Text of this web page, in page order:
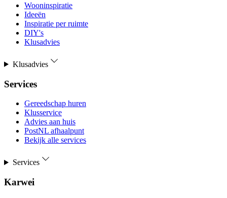
Wooninspiratie
Ideeën
Inspiratie per ruimte
DIY's
Klusadvies
Klusadvies
Services
Gereedschap huren
Klusservice
Advies aan huis
PostNL afhaalpunt
Bekijk alle services
Services
Karwei